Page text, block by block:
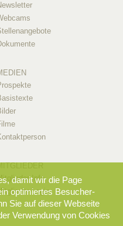
Info
Login
damit wir die Page
optimiertes Besucher-
Sie auf dieser Webseite
Verwendung von Cookies